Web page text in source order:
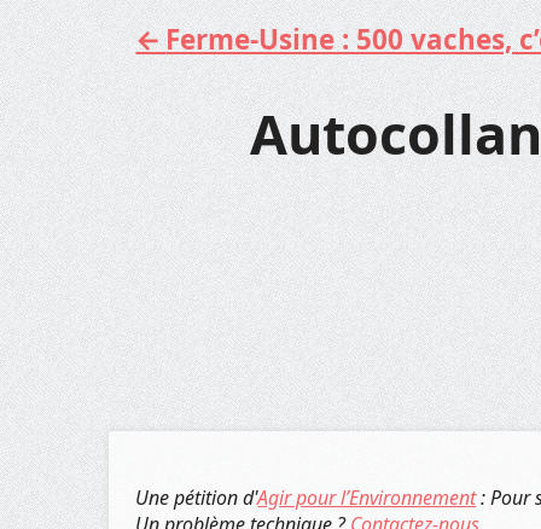
Aller
au
contenu
Ferme-Usine : 500 vaches,
Une pétition d'Agir pour l’Environnement: Pour